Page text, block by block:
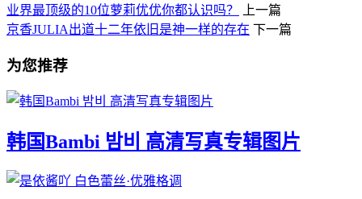
业界最顶级的10位萝莉优优你都认识吗？
上一篇
京香JULIA出道十二年依旧是神一样的存在 下一篇
为您推荐
韩国Bambi 밤비 高清写真专辑图片